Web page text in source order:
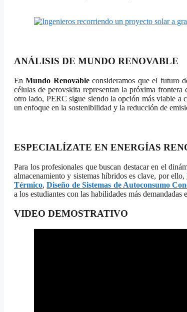
ANÁLISIS DE MUNDO RENOVABLE
EnMundo Renovableconsideramos que el futuro
células de perovskita representan la próxima
otro lado, PERC sigue siendo la opción más viable a
un enfoque en la sostenibilidad y la reducción de
ESPECIALÍZATE EN ENERGÍAS
Para los profesionales que buscan destacar en el
almacenamiento y sistemas híbridos es clave, por ello,
Térmico,Diseño de Sistemas de Autoconsumo
a los estudiantes con las habilidades más demandadas
VIDEO DEMOSTRATIVO